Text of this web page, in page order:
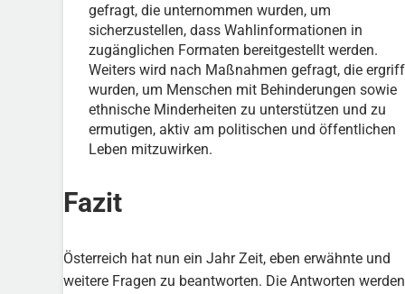
gefragt, die unternommen wurden, um
sicherzustellen, dass Wahlinformationen in
zugänglichen Formaten bereitgestellt werden.
Weiters wird nach Maßnahmen gefragt, die
wurden, um Menschen mit Behinderungen sowie
ethnische Minderheiten zu unterstützen und zu
ermutigen, aktiv am politischen und öffentlichen
Leben mitzuwirken.
Fazit
Österreich hat nun ein Jahr Zeit, eben erwähnte und
weitere Fragen zu beantworten. Die Antworten werden